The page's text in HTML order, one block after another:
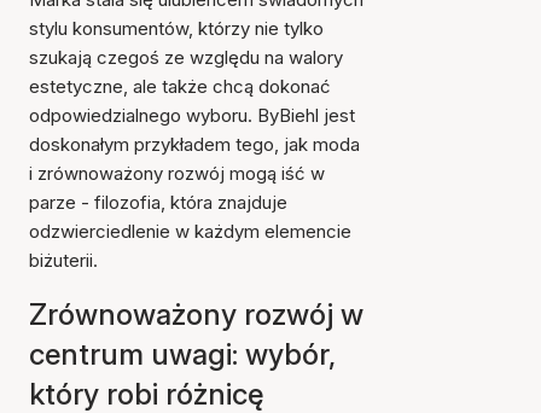
stylu konsumentów, którzy nie tylko
szukają czegoś ze względu na walory
estetyczne, ale także chcą dokonać
odpowiedzialnego wyboru. ByBiehl jest
doskonałym przykładem tego, jak moda
i zrównoważony rozwój mogą iść w
parze - filozofia, która znajduje
odzwierciedlenie w każdym elemencie
biżuterii.
Zrównoważony rozwój w
centrum uwagi: wybór,
który robi różnicę